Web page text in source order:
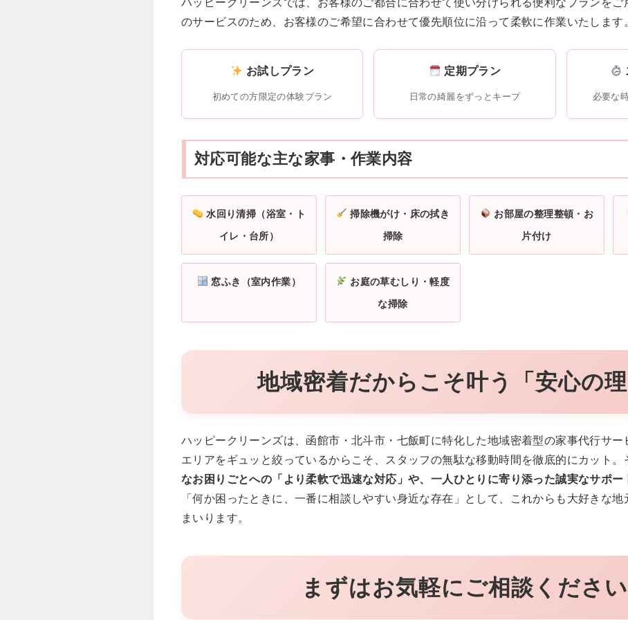
ハッピークリーンズでは、お客様のご都合に合わせて使い分けられる便利なプランをご
のサービスのため、お客様のご希望に合わせて優先順位に沿って柔軟に作業いたします
お試しプラン
初めての方限定の体験プラン
定期プラン
日常の綺麗をずっとキープ 必要な
対応可能な主な家事・作業内容
水回り清掃（浴室・ト
イレ・台所）
掃除機がけ・床の拭き
掃除
お部屋の整理整頓・お
片付け
窓ふき（室内作業）
お庭の草むしり・軽度
な掃除
地域密着だからこそ叶う「安心の理
ハッピークリーンズは、函館市・北斗市・七飯町に特化した地域密着型の家事代行サー
エリアをギュッと絞っているからこそ、スタッフの無駄な移動時間を徹底的にカット。
なお困りごとへの「より柔軟で迅速な対応」や、一人ひとりに寄り添った誠実なサポー
「何か困ったときに、一番に相談しやすい身近な存在」として、これからも大好きな
まいります。
まずはお気軽にご相談ください